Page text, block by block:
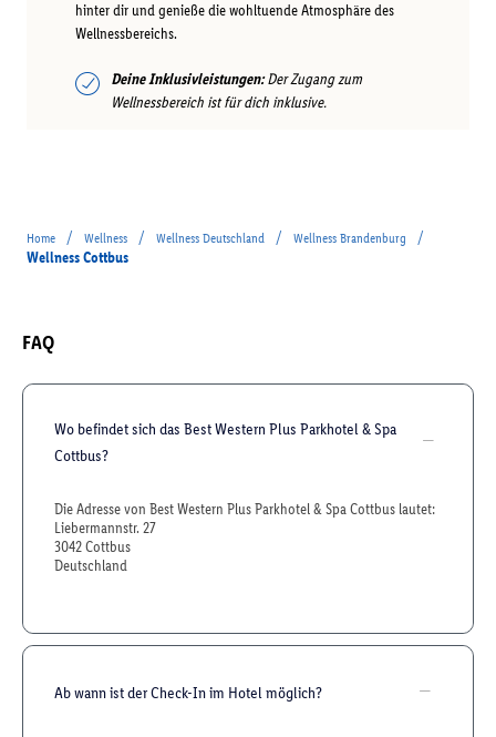
hinter dir und genieße die wohltuende Atmosphäre des
Wellnessbereichs.
Deine Inklusivleistungen:Der Zugang zum
Wellnessbereich ist für dich inklusive.
Home / Wellness / Wellness Deutschland / Wellness Brandenburg
/
Wellness Cottbus
FAQ
Wo befindet sich das Best Western Plus Parkhotel & Spa
Cottbus?
Die Adresse von Best Western Plus Parkhotel & Spa Cottbus lautet:
Liebermannstr. 27
3042 Cottbus
Deutschland
Ab wann ist der Check-In im Hotel möglich?